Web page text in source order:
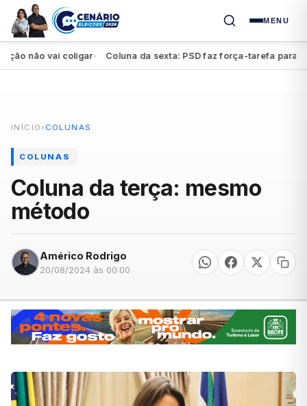
MENU
não vai coligar● Coluna da sexta: PSD faz força-tarefa para
INÍCIO › COLUNAS
COLUNAS
Coluna da terça: mesmo
método
Américo Rodrigo
20/08/2024 às 00:00